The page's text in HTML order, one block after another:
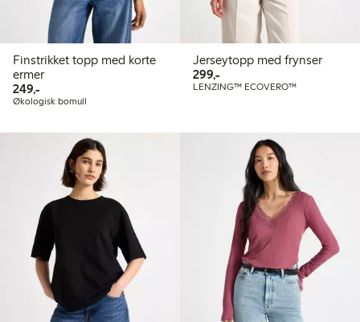
Finstrikket topp med korte
ermer
249,-249,00 kr
Økologisk bomull
Jerseytopp med frynser
299,-299,00 kr
LENZING™ ECOVERO™